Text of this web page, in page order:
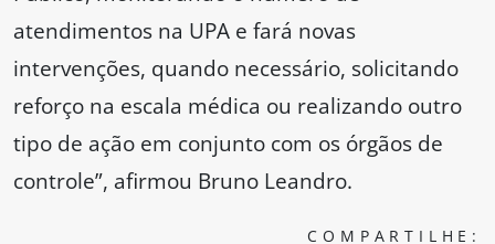
atendimentos na UPA e fará novas
intervenções, quando necessário, solicitando
reforço na escala médica ou realizando outro
tipo de ação em conjunto com os órgãos de
controle”, afirmou Bruno Leandro.
COMPARTILHE: